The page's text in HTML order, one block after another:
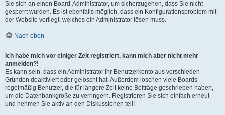
Sie sich an einen Board-Administrator, um sicherzugehen, dass Sie nicht
gesperrt wurden. Es ist ebenfalls möglich, dass ein Konfigurationsproblem mit
der Website vorliegt, welches ein Administrator lösen muss.
Nach oben
Ich habe mich vor einiger Zeit registriert, kann mich aber nicht mehr
anmelden?!
Es kann sein, dass ein Administrator Ihr Benutzerkonto aus verschieden
Gründen deaktiviert oder gelöscht hat. Außerdem löschen viele Boards
regelmäßig Benutzer, die für längere Zeit keine Beiträge geschrieben haben,
um die Datenbankgröße zu verringern. Registrieren Sie sich einfach erneut
und nehmen Sie aktiv an den Diskussionen teil!